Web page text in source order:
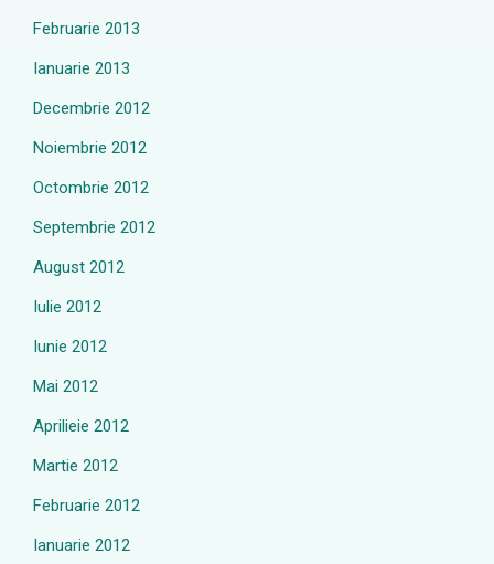
Februarie 2013
Ianuarie 2013
Decembrie 2012
Noiembrie 2012
Octombrie 2012
Septembrie 2012
August 2012
Iulie 2012
Iunie 2012
Mai 2012
Aprilieie 2012
Martie 2012
Februarie 2012
Ianuarie 2012